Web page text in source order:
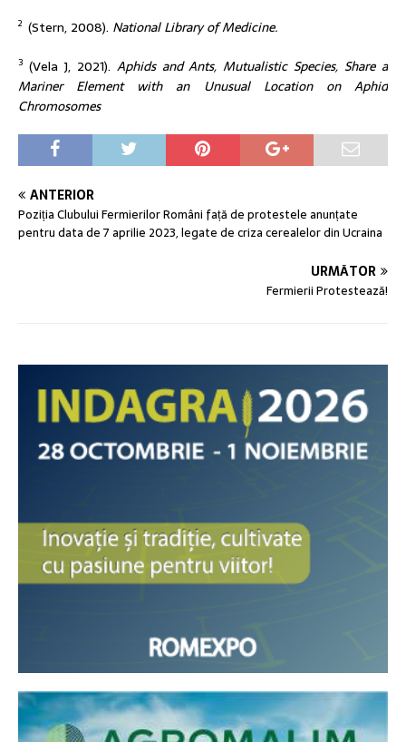
2 (Stern, 2008). National Library of Medicine.
3 (Vela J, 2021). Aphids and Ants, Mutualistic Species, Share a
Mariner Element with an Unusual Location on Aphid
Chromosomes
ANTERIOR
Poziția Clubului Fermierilor Români față de protestele anunțate
pentru data de 7 aprilie 2023, legate de criza cerealelor din Ucraina
URMĂTOR
Fermierii Protestează!